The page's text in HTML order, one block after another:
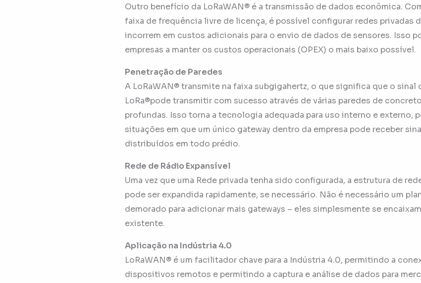
Outro benefício da LoRaWAN® é a transmissão de dados econômica.
faixa de frequência livre de licença, é possível configurar redes privadas
incorrem em custos adicionais para o envio de dados de sensores. Isso
empresas a manter os custos operacionais (OPEX) o mais baixo possível.
Penetração de Paredes
A LoRaWAN® transmite na faixa subgigahertz, o que significa que o sinal
LoRa®pode transmitir com sucesso através de várias paredes de
profundas. Isso torna a tecnologia adequada para uso interno e externo,
situações em que um único gateway dentro da empresa pode receber
distribuídos em todo prédio.
Rede de Rádio Expansível
Uma vez que uma Rede privada tenha sido configurada, a estrutura de
pode ser expandida rapidamente, se necessário. Não é necessário um
demorado para adicionar mais gateways – eles simplesmente se
existente.
Aplicação na Indústria 4.0
LoRaWAN® é um facilitador chave para a Indústria 4.0, permitindo a
dispositivos remotos e permitindo a captura e análise de dados para